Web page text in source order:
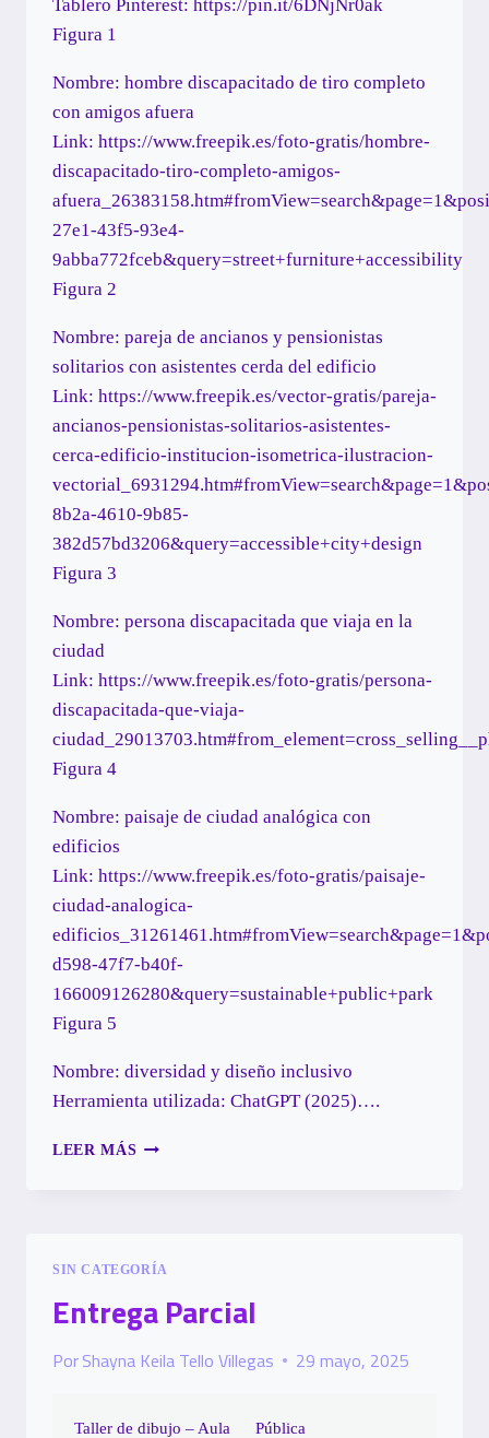
Tablero Pinterest: https://pin.it/6DNjNr0ak
Figura 1
Nombre: hombre discapacitado de tiro completo
con amigos afuera
Link: https://www.freepik.es/foto-gratis/hombre-
discapacitado-tiro-completo-amigos-
27e1-43f5-93e4-
9abba772fceb&query=street+furniture+accessibility
Figura 2
Nombre: pareja de ancianos y pensionistas
solitarios con asistentes cerda del edificio
Link: https://www.freepik.es/vector-gratis/pareja-
ancianos-pensionistas-solitarios-asistentes-
cerca-edificio-institucion-isometrica-ilustracion-
8b2a-4610-9b85-
382d57bd3206&query=accessible+city+design
Figura 3
Nombre: persona discapacitada que viaja en la
ciudad
Link: https://www.freepik.es/foto-gratis/persona-
discapacitada-que-viaja-
Figura 4
Nombre: paisaje de ciudad analógica con
edificios
Link: https://www.freepik.es/foto-gratis/paisaje-
ciudad-analogica-
d598-47f7-b40f-
166009126280&query=sustainable+public+park
Figura 5
Nombre: diversidad y diseño inclusivo
Herramienta utilizada: ChatGPT (2025)….
LEER MÁS ACTIVIDAD
SIN CATEGORÍA
Entrega Parcial
PorShayna Keila Tello Villegas 29 mayo, 2025
Taller de dibujo – Aula
Pública